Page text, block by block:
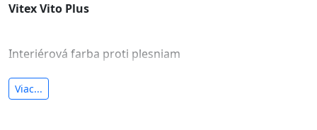
Vitex Vito Plus
Interiérová farba proti plesniam
antibakteriálna a umývateľná
Viac...